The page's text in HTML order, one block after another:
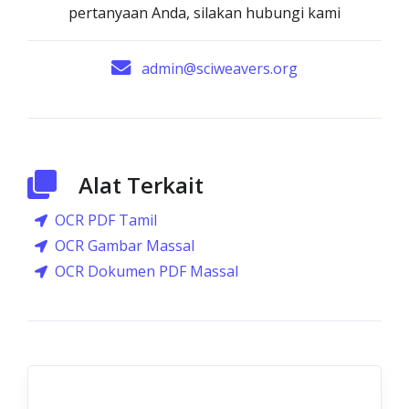
pertanyaan Anda, silakan hubungi kami
admin@sciweavers.org
Alat Terkait
OCR PDF Tamil
OCR Gambar Massal
OCR Dokumen PDF Massal